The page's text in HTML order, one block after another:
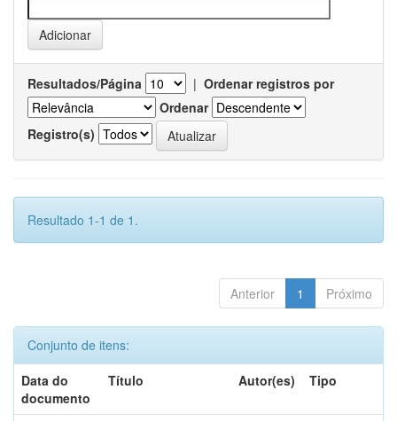
Resultados/Página | Ordenar registros por
Ordenar
Registro(s)
Resultado 1-1 de 1.
Anterior 1 Próximo
Conjunto de itens:
Data do
documento
Título Autor(es) Tipo